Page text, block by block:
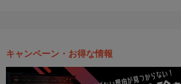
キャンペーン・お得な情報